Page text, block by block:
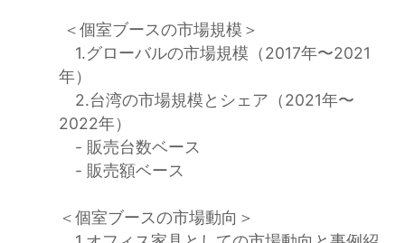
＜個室ブースの市場規模＞
1.グローバルの市場規模（2017年〜2021
年）
2.台湾の市場規模とシェア（2021年〜
2022年）
- 販売台数ベース
- 販売額ベース
＜個室ブースの市場動向＞